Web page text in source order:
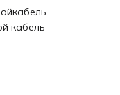
кабель